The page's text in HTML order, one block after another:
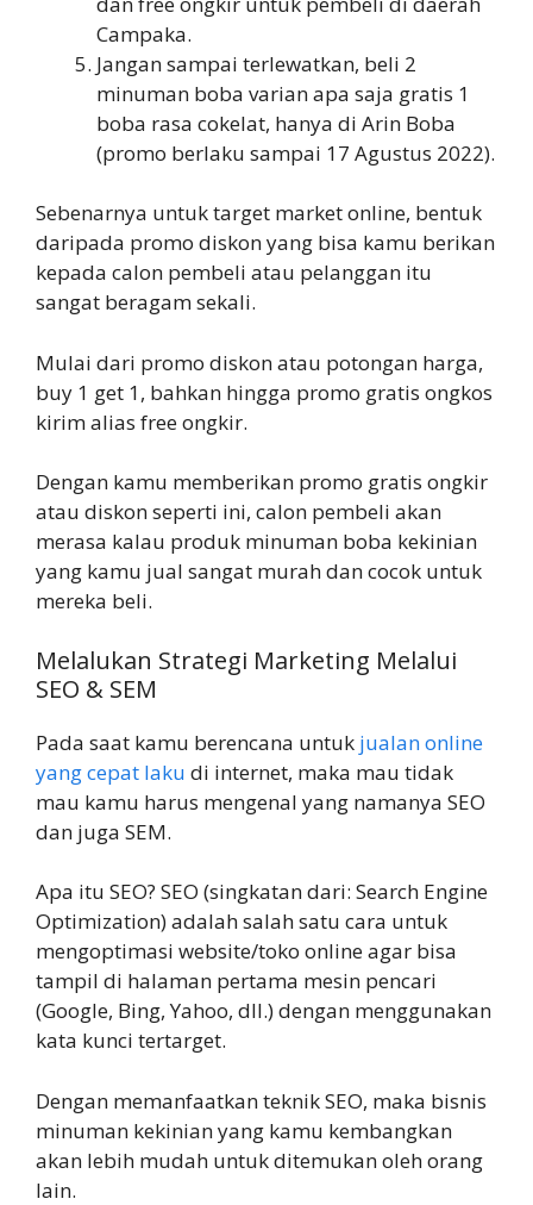
Campaka.
Jangan sampai terlewatkan, beli 2
minuman boba varian apa saja gratis 1
boba rasa cokelat, hanya di Arin Boba
(promo berlaku sampai 17 Agustus 2022).
Sebenarnya untuk target market online, bentuk
daripada promo diskon yang bisa kamu berikan
kepada calon pembeli atau pelanggan itu
sangat beragam sekali.
Mulai dari promo diskon atau potongan harga,
buy 1 get 1, bahkan hingga promo gratis ongkos
kirim alias free ongkir.
Dengan kamu memberikan promo gratis ongkir
atau diskon seperti ini, calon pembeli akan
merasa kalau produk minuman boba kekinian
yang kamu jual sangat murah dan cocok untuk
mereka beli.
Melalukan Strategi Marketing Melalui
SEO & SEM
Pada saat kamu berencana untuk jualan online
yang cepat laku di internet, maka mau tidak
mau kamu harus mengenal yang namanya SEO
dan juga SEM.
Apa itu SEO? SEO (singkatan dari: Search Engine
Optimization) adalah salah satu cara untuk
mengoptimasi website/toko online agar bisa
tampil di halaman pertama mesin pencari
(Google, Bing, Yahoo, dll.) dengan menggunakan
kata kunci tertarget.
Dengan memanfaatkan teknik SEO, maka bisnis
minuman kekinian yang kamu kembangkan
akan lebih mudah untuk ditemukan oleh orang
lain.